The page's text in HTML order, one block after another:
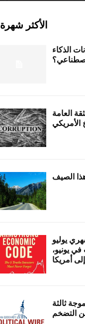
الأكثر شهرة
الذكاء
العامة
الأمريكي
الصيف
يوليو
يونيو،
أمريكا
ثالثة
التضخم